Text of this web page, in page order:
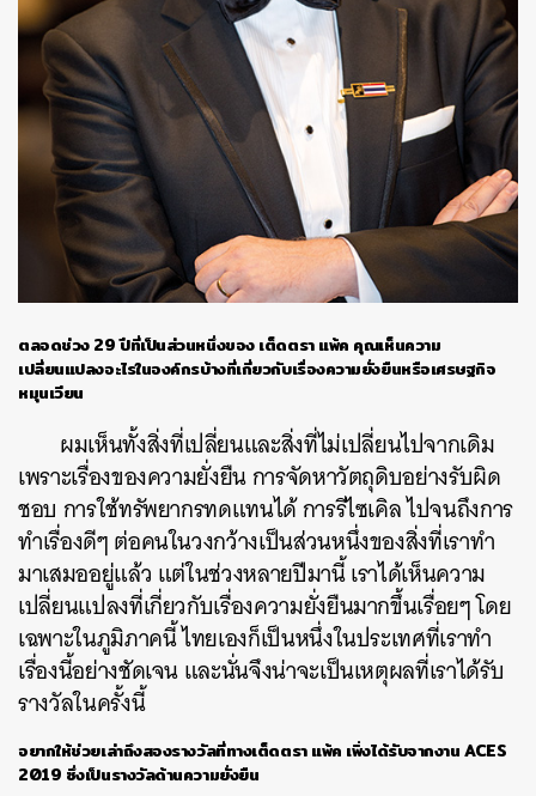
ตลอดช่วง29 ปีที่เป็นส่วนหนึ่งของ เต็ดตรา แพ้ค คุณเห็นความ
เปลี่ยนแปลงอะไรในองค์กรบ้างที่เกี่ยวกับเรื่องความยั่งยืนหรือเศรษฐกิจ
หมุนเวียน
ผมเห็นทั้งสิ่งที่เปลี่ยนและสิ่งที่ไม่เปลี่ยนไปจากเดิม
เพราะเรื่องของความยั่งยืน การจัดหาวัตถุดิบอย่างรับผิด
ชอบ การใช้ทรัพยากรทดแทนได้ การรีไซเคิล ไปจนถึงการ
ทำเรื่องดีๆ ต่อคนในวงกว้างเป็นส่วนหนึ่งของสิ่งที่เราทำ
มาเสมออยู่แล้ว แต่ในช่วงหลายปีมานี้ เราได้เห็นความ
เปลี่ยนแปลงที่เกี่ยวกับเรื่องความยั่งยืนมากขึ้นเรื่อยๆ โดย
เฉพาะในภูมิภาคนี้ ไทยเองก็เป็นหนึ่งในประเทศที่เราทำ
เรื่องนี้อย่างชัดเจน และนั่นจึงน่าจะเป็นเหตุผลที่เราได้รับ
รางวัลในครั้งนี้
อยากให้ช่วยเล่าถึงสองรางวัลที่ทางเต็ดตรา แพ้ค เพิ่งได้รับจากงานACES
2019 ซึ่งเป็นรางวัลด้านความยั่งยืน